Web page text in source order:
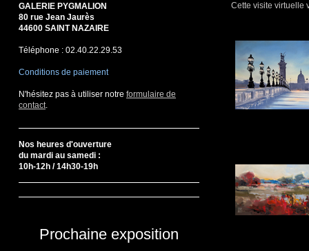
GALERIE PYGMALION
80 rue Jean Jaurès
44600 SAINT NAZAIRE
Téléphone : 02.40.22.29.53
Conditions de paiement
N'hésitez pas à utiliser notre formulaire de
contact.
Nos heures d'ouverture
du mardi au samedi :
10h-12h / 14h30-19h
Prochaine exposition
Cette visite virtuelle